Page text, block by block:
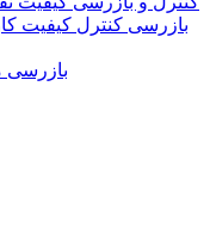
بازرسی کنترل کیفیت
بازرسی